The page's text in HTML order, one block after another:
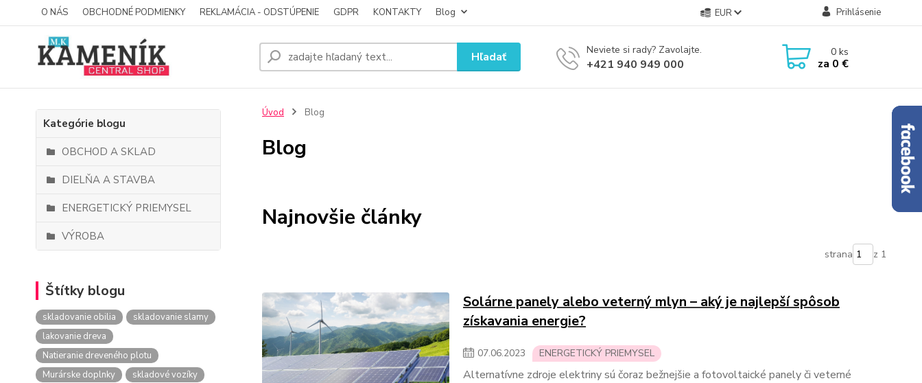
O NÁS OBCHODNÉ PODMIENKY REKLAMÁCIA - ODSTÚPENIE GDPR KONTAKTY Blog EUR Prihlásenie
Hľadať Neviete si rady? Zavolajte.
+421 940 949 000
0ks
za 0 €
Kategórie blogu
OBCHOD A SKLAD
DIELŇA A STAVBA
ENERGETICKÝ PRIEMYSEL
VÝROBA
Štítky blogu
skladovanie obilia
skladovanie slamy
lakovanie dreva
Natieranie dreveného plotu
Murárske doplnky
skladové vozíky
Úvod Blog
Blog
Najnovšie články
strana z 1
Solárne panely alebo veterný mlyn – aký je najlepší spôsob
získavania energie?
07.06.2023 ENERGETICKÝ PRIEMYSEL
Alternatívne zdroje elektriny sú čoraz bežnejšie a fotovoltaické panely či veterné